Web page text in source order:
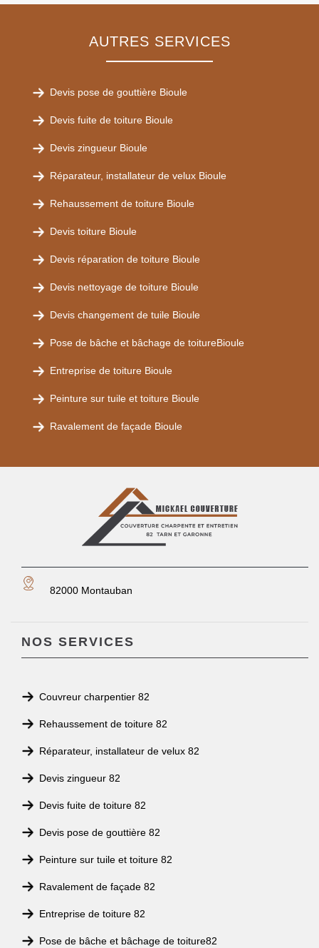
AUTRES SERVICES
Devis pose de gouttière Bioule
Devis fuite de toiture Bioule
Devis zingueur Bioule
Réparateur, installateur de velux Bioule
Rehaussement de toiture Bioule
Devis toiture Bioule
Devis réparation de toiture Bioule
Devis nettoyage de toiture Bioule
Devis changement de tuile Bioule
Pose de bâche et bâchage de toitureBioule
Entreprise de toiture Bioule
Peinture sur tuile et toiture Bioule
Ravalement de façade Bioule
82000 Montauban
NOS SERVICES
Couvreur charpentier 82
Rehaussement de toiture 82
Réparateur, installateur de velux 82
Devis zingueur 82
Devis fuite de toiture 82
Devis pose de gouttière 82
Peinture sur tuile et toiture 82
Ravalement de façade 82
Entreprise de toiture 82
Pose de bâche et bâchage de toiture82